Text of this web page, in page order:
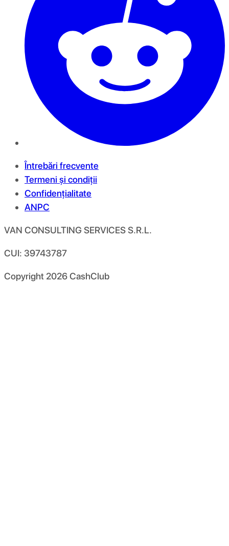
Întrebări frecvente
Termeni și condiții
Confidențialitate
ANPC
VAN CONSULTING SERVICES S.R.L.
CUI: 39743787
Copyright 2026CashClub